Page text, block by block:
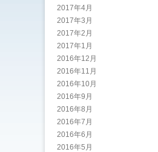
2017年4月
2017年3月
2017年2月
2017年1月
2016年12月
2016年11月
2016年10月
2016年9月
2016年8月
2016年7月
2016年6月
2016年5月